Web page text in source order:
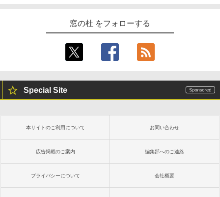
窓の杜 をフォローする
Special Site
本サイトのご利用について お問い合わせ
広告掲載のご案内 編集部へのご連絡
プライバシーについて 会社概要